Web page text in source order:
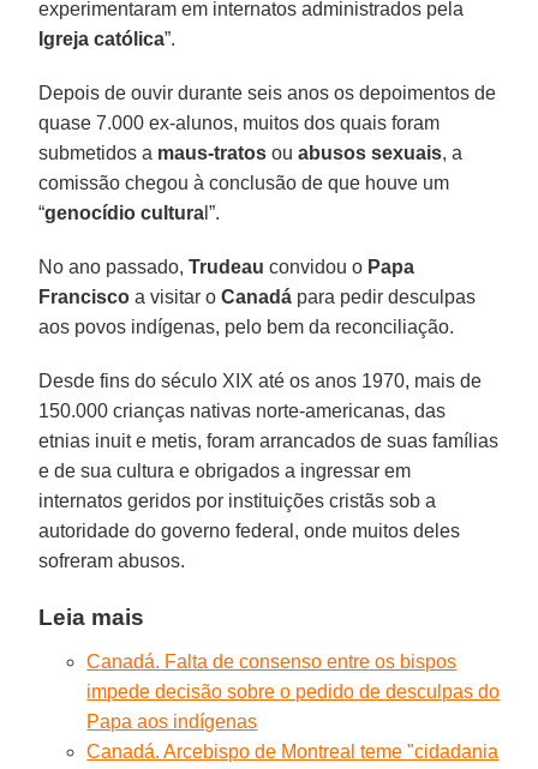
experimentaram em internatos administrados pela
Igreja católica”.
Depois de ouvir durante seis anos os depoimentos de
quase 7.000 ex-alunos, muitos dos quais foram
submetidos a maus-tratos ouabusos sexuais, a
comissão chegou à conclusão de que houve um
“genocídio cultura l”.
No ano passado,Trudeau convidou o Papa
Francisco a visitar oCanadá para pedir desculpas
aos povos indígenas, pelo bem da reconciliação.
Desde fins do século XIX até os anos 1970, mais de
150.000 crianças nativas norte-americanas, das
etnias inuit e metis, foram arrancados de suas famílias
e de sua cultura e obrigados a ingressar em
internatos geridos por instituições cristãs sob a
autoridade do governo federal, onde muitos deles
sofreram abusos.
Leia mais
Canadá. Falta de consenso entre os bispos
impede decisão sobre o pedido de desculpas do
Papa aos indígenas
Canadá. Arcebispo de Montreal teme "cidadania